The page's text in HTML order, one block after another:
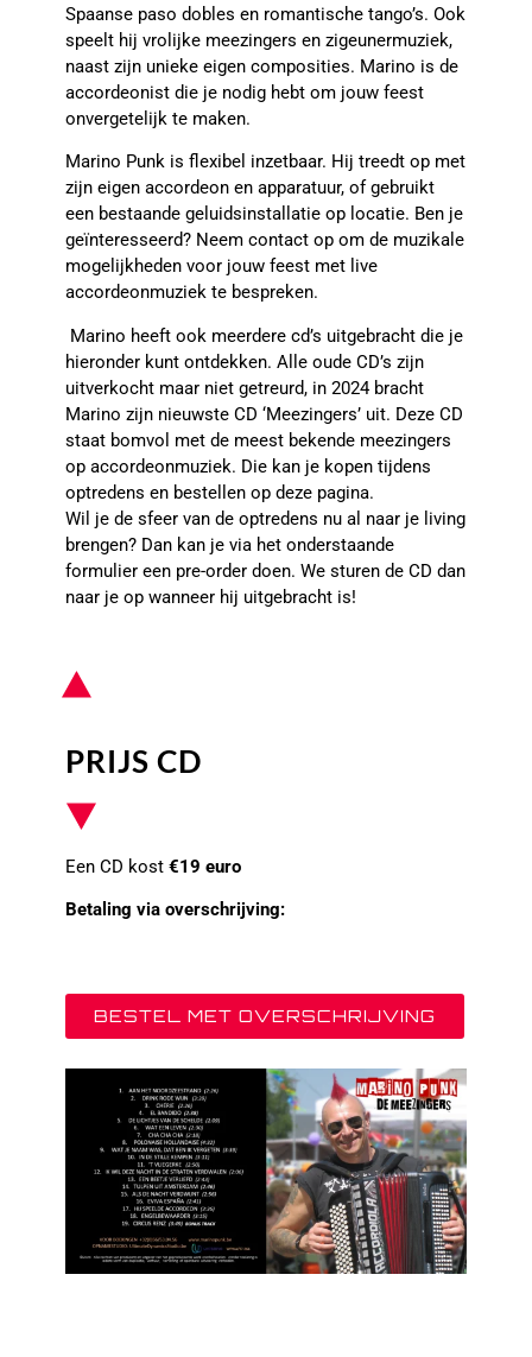
Spaanse paso dobles en romantische tango’s. Ook
speelt hij vrolijke meezingers en zigeunermuziek,
naast zijn unieke eigen composities. Marino is de
accordeonist die je nodig hebt om jouw feest
onvergetelijk te maken.
Marino Punk is flexibel inzetbaar. Hij treedt op met
zijn eigen accordeon en apparatuur, of gebruikt
een bestaande geluidsinstallatie op locatie. Ben je
geïnteresseerd? Neem contact op om de muzikale
mogelijkheden voor jouw feest met live
accordeonmuziek te bespreken.
Marino heeft ook meerdere cd’s uitgebracht die je
hieronder kunt ontdekken. Alle oude CD’s zijn
uitverkocht maar niet getreurd, in 2024 bracht
Marino zijn nieuwste CD ‘Meezingers’ uit. Deze CD
staat bomvol met de meest bekende meezingers
op accordeonmuziek. Die kan je kopen tijdens
optredens en bestellen op deze pagina.
Wil je de sfeer van de optredens nu al naar je living
brengen? Dan kan je via het onderstaande
formulier een pre-order doen. We sturen de CD dan
naar je op wanneer hij uitgebracht is!
PRIJS CD
Een CD kost €19 euro
Betaling via overschrijving:
BESTEL MET OVERSCHRIJVING